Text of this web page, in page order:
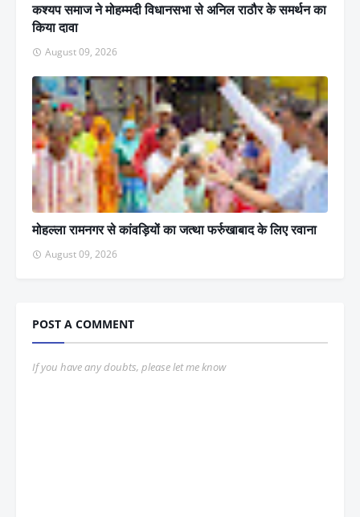
कश्यप समाज ने मोहम्मदी विधानसभा से अनिल राठौर के समर्थन का
किया दावा
August 09, 2026
मोहल्ला रामनगर से कांवड़ियों का जत्था फर्रुखाबाद के लिए रवाना
August 09, 2026
POST A COMMENT
If you have any doubts, please let me know